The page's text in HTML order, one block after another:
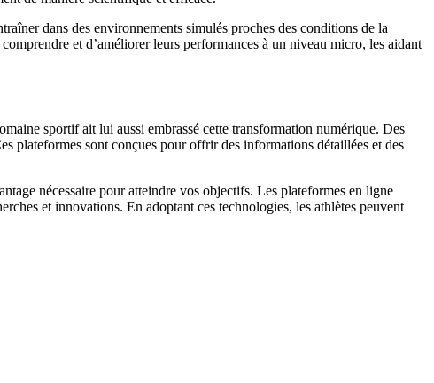
dans des environnements simulés proches des conditions de la
et d’améliorer leurs performances à un niveau micro, les aidant
sportif ait lui aussi embrassé cette transformation numérique. Des
plateformes sont conçues pour offrir des informations détaillées et des
nécessaire pour atteindre vos objectifs. Les plateformes en ligne
et innovations. En adoptant ces technologies, les athlètes peuvent